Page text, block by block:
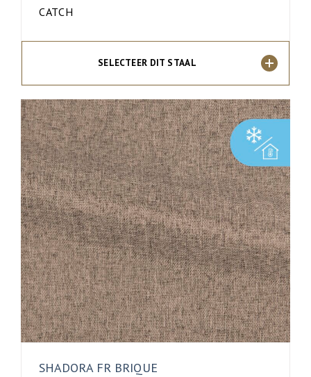
CATCH
SELECTEER DIT STAAL
SHADORA FR BRIQUE